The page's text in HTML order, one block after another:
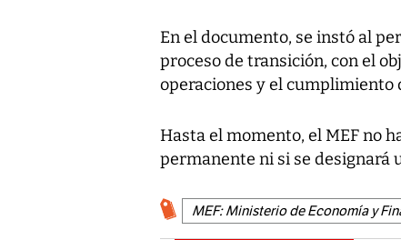
En el documento, se instó al
proceso de transición, con el
operaciones y el cumplimiento
Hasta el momento, el MEF no
permanente ni si se designará
MEF: Ministerio de Economía y